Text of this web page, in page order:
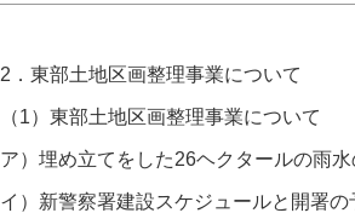
2．東部土地区画整理事業について
（1）東部土地区画整理事業について
ア）埋め立てをした26ヘクタールの雨
イ）新警察署建設スケジュールと開署の